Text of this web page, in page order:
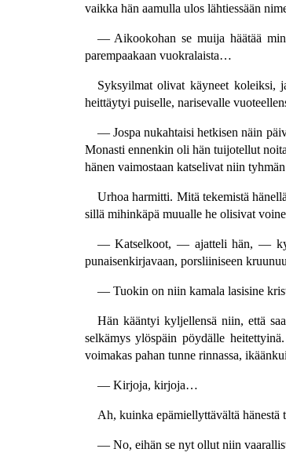
vaikka hän aamulla ulos lähtiessään
— Aikookohan se muija häätää
parempaakaan vuokralaista…
Syksyilmat olivat käyneet koleiksi,
heittäytyi puiselle, narisevalle
— Jospa nukahtaisi hetkisen näin
Monasti ennenkin oli hän tuijotellut
hänen vaimostaan katselivat niin
Urhoa harmitti. Mitä tekemistä
sillä mihinkäpä muualle he olisivat
— Katselkoot, — ajatteli hän, —
punaisenkirjavaan, porsliiniseen
— Tuokin on niin kamala lasisine
Hän kääntyi kyljellensä niin, että
selkämys ylöspäin pöydälle
voimakas pahan tunne rinnassa,
— Kirjoja, kirjoja…
Ah, kuinka epämiellyttävältä
— No, eihän se nyt ollut niin